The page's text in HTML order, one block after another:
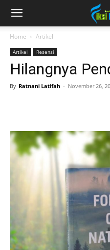
fiksiislami.com
Home Artikel
Artikel Resensi
Hilangnya
By Ratnani Latifah - November 26,